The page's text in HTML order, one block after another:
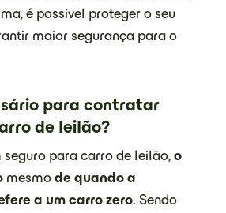
é possível proteger o seu
maior segurança para o
para contratar
de leilão?
para carro de leilão, o
mesmo de quando a
a um carro zero. Sendo